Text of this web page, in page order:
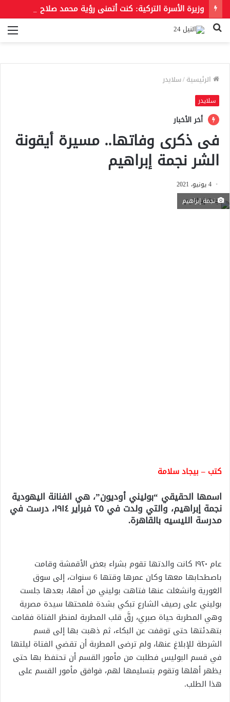
بحث
الرئيسية/سلايدر
سلايدر
أخر الأخبار
فى ذكرى وفاتها.. مسيرة أيقونة
الشر نجمة إبراهيم
4 يونيو، 2021
نجمة إبراهيم
كتب – بيجاد سلامة
اسمها الحقيقي “بوليني أوديون”، هي الفنانة اليهودية
نجمة إبراهيم، والتي ولدت في ٢٥ فبراير ١٩١٤، درست في
مدرسة الليسيه بالقاهرة.
عام ١٩٢٠ كانت والدتها تقوم بشراء بعض الأقمشة وقامت
باصطحابها معها وكان عمرها وقتها 6 سنوات، إلى سوق
الغورية وانشغلت عنها فتاهت بوليني من أمها، بعدها جلست
بوليني على رصيف الشارع تبكي بشدة فلمحتها سيدة مصرية
وهي المطربة حياة صبري، رقَّ قلب المطربة لمنظر الفتاة فقامت
بتهدئتها حتى توقفت عن البكاء، ثم ذهبت بها إلى قسم
الشرطة للإبلاغ عنها، ولم ترضى المطربة أن تقضي الفتاة ليلتها
في قسم البوليس فطلبت من مأمور القسم أن تحتفظ بها حتى
يظهر أهلها وتقوم بتسليمها لهم، فوافق مأمور القسم على
هذا الطلب.